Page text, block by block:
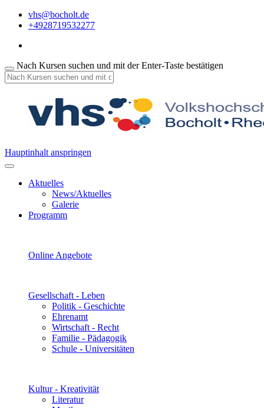
vhs@bocholt.de
+4928719532277
Nach Kursen suchen und mit der Enter-Taste bestätigen
Hauptinhalt anspringen
Aktuelles
News/Aktuelles
Galerie
Programm
Online Angebote
Gesellschaft - Leben
Politik - Geschichte
Ehrenamt
Wirtschaft - Recht
Familie - Pädagogik
Schule - Universitäten
Kultur - Kreativität
Literatur